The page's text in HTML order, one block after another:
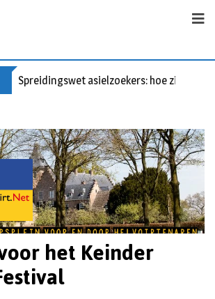
Spreidingswet asielzoekers: hoe zit dat?
het Keinder